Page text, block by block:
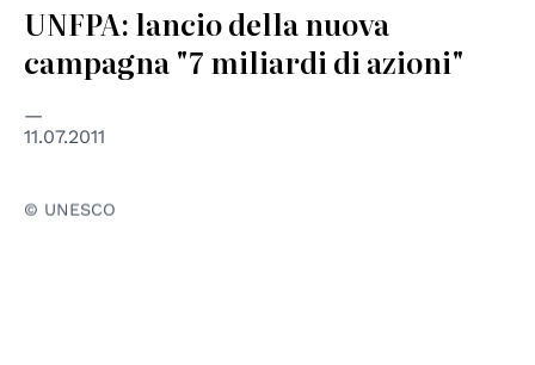
UNFPA: lancio della nuova
campagna "7 miliardi di azioni"
11.07.2011
© UNESCO